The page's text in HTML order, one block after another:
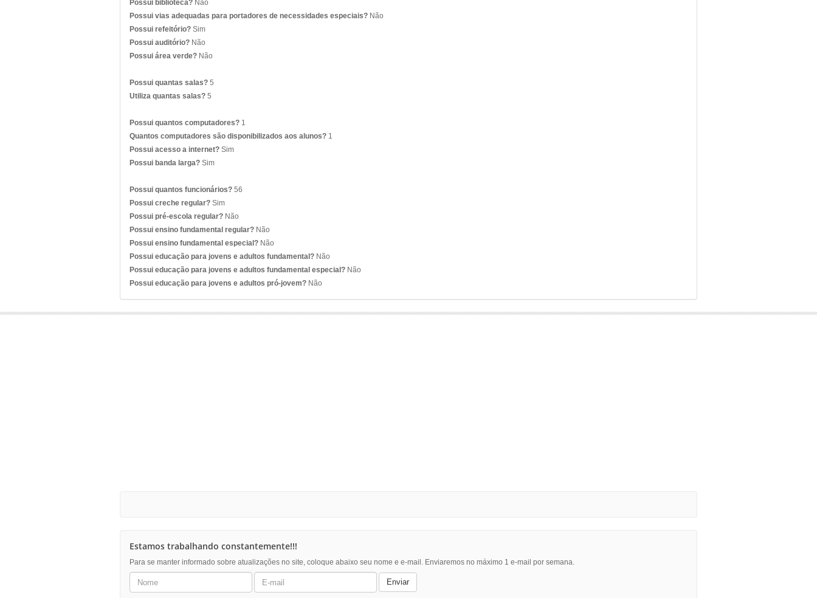
Possui biblioteca? Não
Possui vias adequadas para portadores de necessidades especiais? Não
Possui refeitório? Sim
Possui auditório? Não
Possui área verde? Não
Possui quantas salas? 5
Utiliza quantas salas? 5
Possui quantos computadores? 1
Quantos computadores são disponibilizados aos alunos? 1
Possui acesso a internet? Sim
Possui banda larga? Sim
Possui quantos funcionários? 56
Possui creche regular? Sim
Possui pré-escola regular? Não
Possui ensino fundamental regular? Não
Possui ensino fundamental especial? Não
Possui educação para jovens e adultos fundamental? Não
Possui educação para jovens e adultos fundamental especial? Não
Possui educação para jovens e adultos pró-jovem? Não
Estamos trabalhando constantemente!!!
Para se manter informado sobre atualizações no site, coloque abaixo seu nome e e-mail. Enviaremos no máximo 1 e-mail por semana.
Enviar